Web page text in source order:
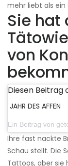
mehr liebt als ein
Sie hat
von
Diesen Beitrag
JAHR DES AFFEN
Ein Beitrag von
Ihre fast nackte
Schau stellt. Die
Tattoos, aber sie